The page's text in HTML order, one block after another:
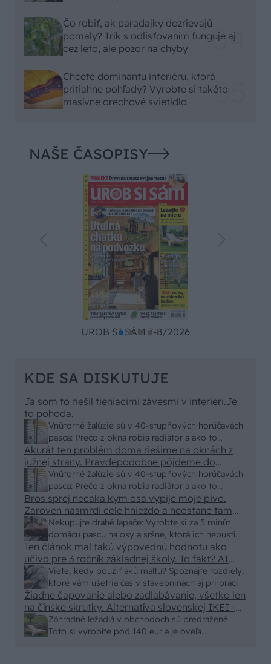
Čo robiť, ak paradajky dozrievajú
pomaly? Trik s odlisťovaním funguje aj
cez leto, ale pozor na chyby
Chcete dominantu interiéru, ktorá
pritiahne pohľady? Vyrobte si takéto
masívne orechové svietidlo
NAŠE ČASOPISY
UROB SI SÁM 7-8/2026
KDE SA DISKUTUJE
Vnútorné žalúzie sú v 40-stupňových horúčavách
pasca: Prečo z okna robia radiátor a ako to
vyriešiť za pár eur?
Ja som to riešil tieniacimi závesmi v interieri.Je
to pohoda.
Vnútorné žalúzie sú v 40-stupňových horúčavách
pasca: Prečo z okna robia radiátor a ako to
vyriešiť za pár eur?
Akurát ten problém doma riešime na oknách z
južnej strany. Pravdepodobne pôjdeme do
vonkajšieho tienenia na spôsob markízy
250x150cm. Čínsky predajcovia idú okolo 100
eur kus.
Nekupujte drahé lapače: Vyrobte si za 5 minút
domácu pascu na osy a sršne, ktorá ich nepustí
von
Bros sprej necaka kym osa vypije moje pivo.
Zaroven nasmrdi cele hniezdo a neostane tam
nic zive. Vasa pasca naucinke moc efektivne.
Skor pritiahne slimaky
Viete, kedy použiť akú maltu? Spoznajte rozdiely,
ktoré vám ušetria čas v stavebninách aj pri práci
Ten článok mal takú výpovednú hodnotu ako
učivo pre 3 ročník základnej školy. To fakt? AI
alebo nejaka kniha z VŠ? Dnešné rychlotvrdnuce
malty - pevnosť 40 Mpa a doba schnutia tak 15
minut , k tomu vodotesné s kryštálikou. A rozdiel
- schnutie a zretie. Nič?
Záhradné ležadlá v obchodoch sú predražené.
Toto si vyrobíte pod 140 eur a je oveľa
Žiadne čapovanie alebo zadlabávanie, všetko len
na čínske skrutky. Alternatíva slovenskej IKEI -
čo sa týka pevnosti. Autor si nedal veľa námahy s
remeselným spracovaním, škoda. No lepšie než